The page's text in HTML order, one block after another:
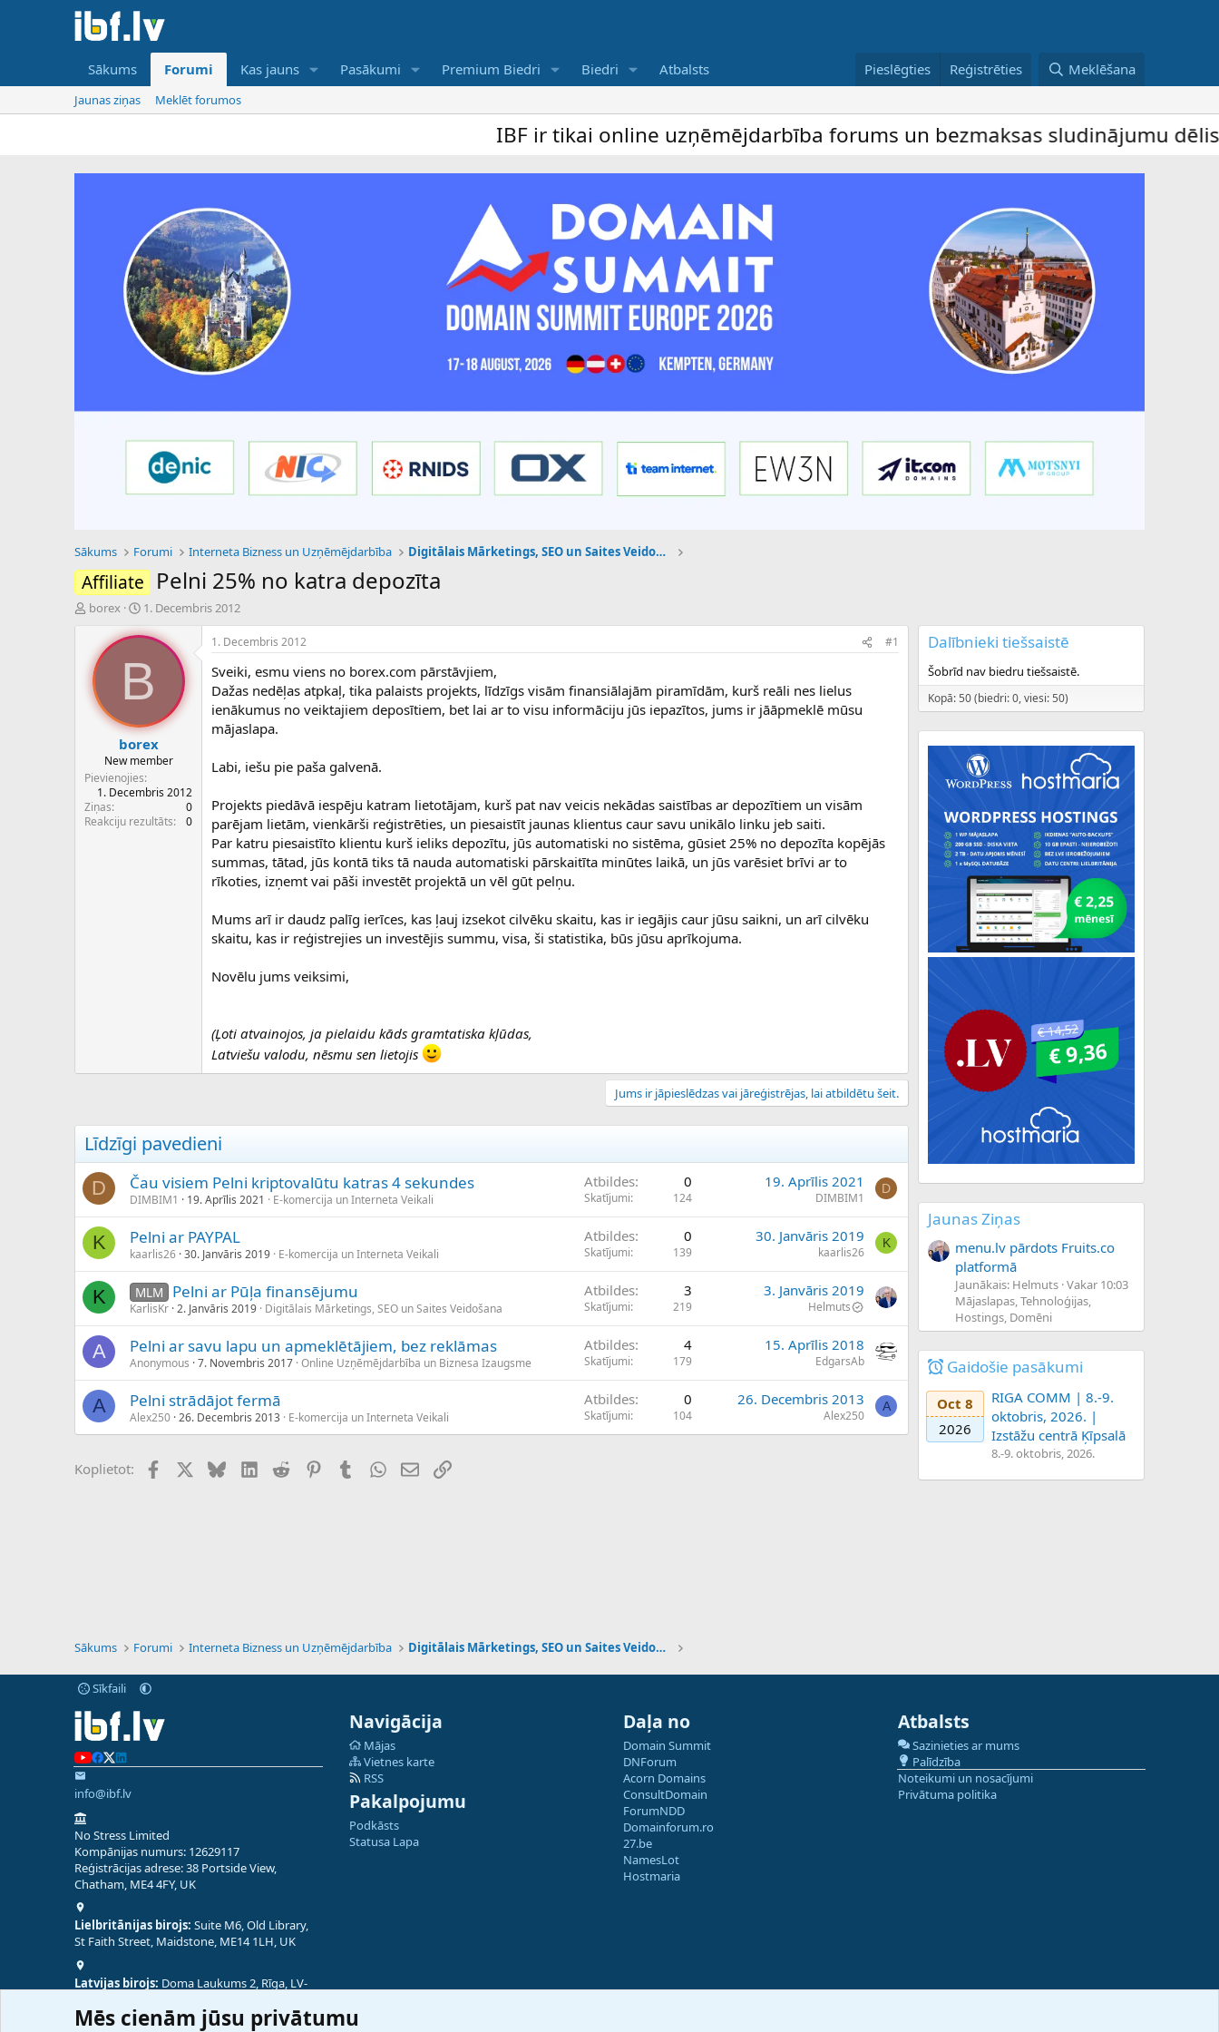
Sākums Forumi Kas jauns Pasākumi Premium Biedri Biedri Atbalsts Pieslēgties Reģistrēties Meklēšana
Jaunas ziņas Meklēt forumos
IBF ir tikai online uzņēmējdarbība forums un bezmaksas sludinājumu dēlis –
Sākums Forumi Interneta Bizness un Uzņēmējdarbība Digitālais Mārketings, SEO un Saites Veidošana
Affiliate Pelni 25% no katra depozīta
P
e
d
e
z
s
ā
c
borex
S
k
m
a
d
a
t
u
m
s
1. Decembris 2012
B
borex
New member
Pievienojies
1. Decembris 2012
Ziņas
0
Reakciju rezultāts
0
1. Decembris 2012 #1
Sveiki, esmu viens no borex.com pārstāvjiem,
Dažas nedēļas atpkaļ, tika palaists projekts, līdzīgs visām finansiālajām piramīdām, kurš reāli nes lielus
ienākumus no veiktajiem deposītiem, bet lai ar to visu informāciju jūs iepazītos, jums ir jāāpmeklē mūsu
mājaslapa.
Labi, iešu pie paša galvenā.
Projekts piedāvā iespēju katram lietotājam, kurš pat nav veicis nekādas saistības ar depozītiem un visām
parējam lietām, vienkārši reģistrēties, un piesaistīt jaunas klientus caur savu unikālo linku jeb saiti.
Par katru piesaistīto klientu kurš ieliks depozītu, jūs automatiski no sistēma, gūsiet 25% no depozīta kopējās
summas, tātad, jūs kontā tiks tā nauda automatiski pārskaitīta minūtes laikā, un jūs varēsiet brīvi ar to
rīkoties, izņemt vai pāši investēt projektā un vēl gūt pelņu.
Mums arī ir daudz palīg ierīces, kas ļauj izsekot cilvēku skaitu, kas ir iegājis caur jūsu saikni, un arī cilvēku
skaitu, kas ir reģistrejies un investējis summu, visa, ši statistika, būs jūsu aprīkojuma.
Novēlu jums veiksimi,
(Ļoti atvainojos, ja pielaidu kāds gramtatiska kļūdas,
Latviešu valodu, nēsmu sen lietojis
Jums ir jāpieslēdzas vai jāreģistrējas, lai atbildētu šeit.
Līdzīgi pavedieni
D Čau visiem Pelni kriptovalūtu katras 4 sekundes
DIMBIM1 19. Aprīlis 2021 E-komercija un Interneta Veikali
Atbildes 0
Skatījumi 124
19. Aprīlis 2021
DIMBIM1
D
K Pelni ar PAYPAL
kaarlis26 30. Janvāris 2019 E-komercija un Interneta Veikali
Atbildes 0
Skatījumi 139
30. Janvāris 2019
kaarlis26
K
K MLM Pelni ar Pūļa finansējumu
KarlisKr 2. Janvāris 2019 Digitālais Mārketings, SEO un Saites Veidošana
Atbildes 3
Skatījumi 219
3. Janvāris 2019
Helmuts
A Pelni ar savu lapu un apmeklētājiem, bez reklāmas
Anonymous 7. Novembris 2017 Online Uzņēmējdarbība un Biznesa Izaugsme
Atbildes 4
Skatījumi 179
15. Aprīlis 2018
EdgarsAb
A Pelni strādājot fermā
Alex250 26. Decembris 2013 E-komercija un Interneta Veikali
Atbildes 0
Skatījumi 104
26. Decembris 2013
Alex250
A
Koplietot: FacebookX (Twitter)
BlueskyLinkedIn
Reddit PinterestTumblrWhatsApp
E-pastsSaiti
Dalībnieki tiešsaistē
Šobrīd nav biedru tiešsaistē.
Kopā: 50 (biedri: 0, viesi: 50)
Jaunas Ziņas
menu.lv pārdots Fruits.co
platformā
Jaunākais: Helmuts Vakar 10:03
Mājaslapas, Tehnoloģijas,
Hostings, Domēni
Gaidošie pasākumi
Oct 8
2026
RIGA COMM | 8.-9.
oktobris, 2026. |
Izstāžu centrā Ķīpsalā
8.-9. oktobris, 2026.
Sākums Forumi Interneta Bizness un Uzņēmējdarbība Digitālais Mārketings, SEO un Saites Veidošana
Sīkfaili
info@ibf.lv
No Stress Limited
Kompānijas numurs: 12629117
Reģistrācijas adrese: 38 Portside View,
Chatham, ME4 4FY, UK
Lielbritānijas birojs: Suite M6, Old Library,
St Faith Street, Maidstone, ME14 1LH, UK
Latvijas birojs: Doma Laukums 2, Rīga, LV-
Navigācija
Mājas
Vietnes karte
RSS
Pakalpojumu
Podkāsts
Statusa Lapa
Daļa no
Domain Summit
DNForum
Acorn Domains
ConsultDomain
ForumNDD
Domainforum.ro
27.be
NamesLot
Hostmaria
Atbalsts
Sazinieties ar mums
Palīdzība
Noteikumi un nosacījumi
Privātuma politika
Mēs cienām jūsu privātumu